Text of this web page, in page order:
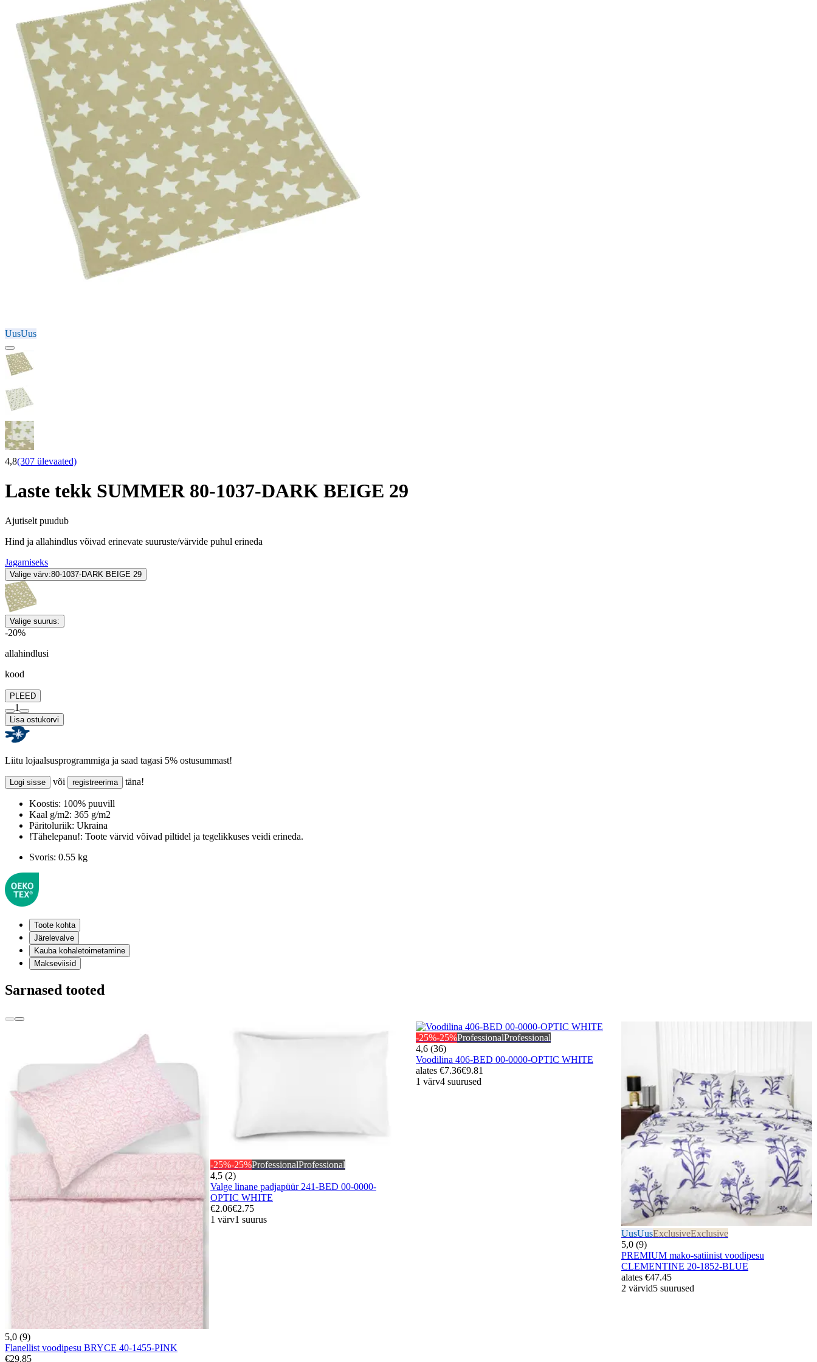
UusUus
4,8(307 ülevaated)
Laste tekk SUMMER 80-1037-DARK BEIGE 29
Ajutiselt puudub
Hind ja allahindlus võivad erinevate suuruste/värvide puhul erineda
Jagamiseks
Valige värv:80-1037-DARK BEIGE 29
Valige suurus:
-20%
allahindlusi
kood
PLEED
1
Lisa ostukorvi
Liitu lojaalsusprogrammiga ja saad tagasi 5% ostusummast!
Logi sisse või registreerima täna!
Koostis: 100% puuvill
Kaal g/m2: 365 g/m2
Päritoluriik: Ukraina
!Tähelepanu!: Toote värvid võivad piltidel ja tegelikkuses veidi erineda.
Svoris: 0.55 kg
Toote kohta
Järelevalve
Kauba kohaletoimetamine
Makseviisid
Sarnased tooted
5,0 (9)
Flanellist voodipesu BRYCE 40-1455-PINK
€29.85
-25%-25%ProfessionalProfessional
4,5 (2)
Valge linane padjapüür 241-BED 00-0000-
OPTIC WHITE
€2.06€2.75
1 värv1 suurus
-25%-25%ProfessionalProfessional
4,6 (36)
Voodilina 406-BED 00-0000-OPTIC WHITE
alates €7.36€9.81
1 värv4 suurused
UusUusExclusiveExclusive
5,0 (9)
PREMIUM mako-satiinist voodipesu
CLEMENTINE 20-1852-BLUE
alates €47.45
2 värvid5 suurused